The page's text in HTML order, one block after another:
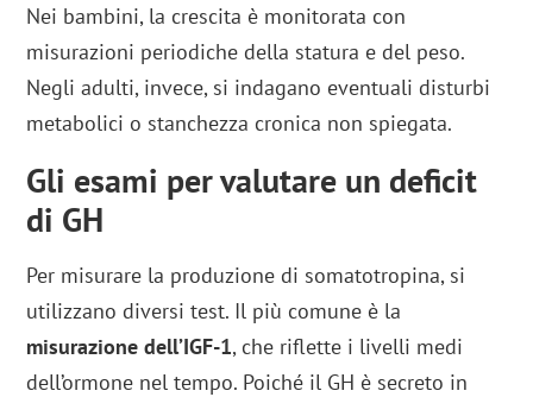
Nei bambini, la crescita è monitorata con
misurazioni periodiche della statura e del peso.
Negli adulti, invece, si indagano eventuali disturbi
metabolici o stanchezza cronica non spiegata.
Gli esami per valutare un deficit
di GH
Per misurare la produzione di somatotropina, si
utilizzano diversi test. Il più comune è la
misurazione dell’IGF-1, che riflette i livelli medi
dell’ormone nel tempo. Poiché il GH è secreto in